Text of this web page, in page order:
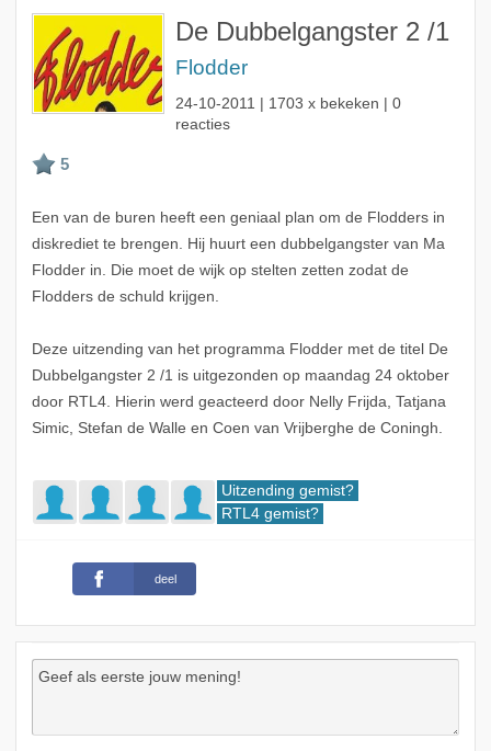
De Dubbelgangster 2 /1
Flodder
24-10-2011 | 1703 x bekeken | 0
reacties
Een van de buren heeft een geniaal plan om de Flodders in
diskrediet te brengen. Hij huurt een dubbelgangster van Ma
Flodder in. Die moet de wijk op stelten zetten zodat de
Flodders de schuld krijgen.
Deze uitzending van het programma Flodder met de titel De
Dubbelgangster 2 /1 is uitgezonden op maandag 24 oktober
door RTL4. Hierin werd geacteerd door Nelly Frijda, Tatjana
Simic, Stefan de Walle en Coen van Vrijberghe de Coningh.
Uitzending gemist?
RTL4 gemist?
deel